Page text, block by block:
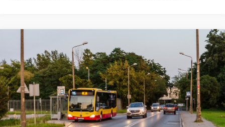
linia 16
linia 116
linia 151
linia 744